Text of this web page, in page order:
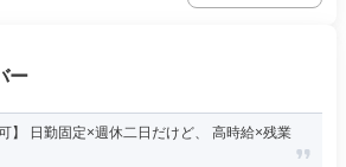
ー
】 日勤固定×週休二日だけど、 高時給×残業